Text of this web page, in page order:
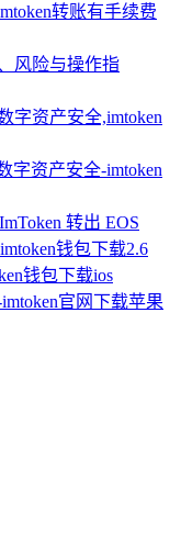
转账有手续费
风险与操作指
字资产安全,imtoken
字资产安全-imtoken
转出 EOS
钱包下载2.6
钱包下载ios
官网下载苹果